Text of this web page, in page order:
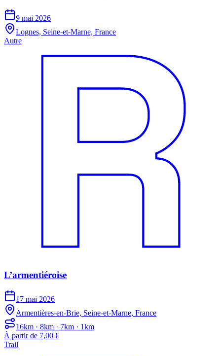
9 mai 2026
Lognes, Seine-et-Marne, France
Autre
L’armentiéroise
17 mai 2026
Armentières-en-Brie, Seine-et-Marne, France
16km · 8km · 7km · 1km
À partir de 7,00 €
Trail